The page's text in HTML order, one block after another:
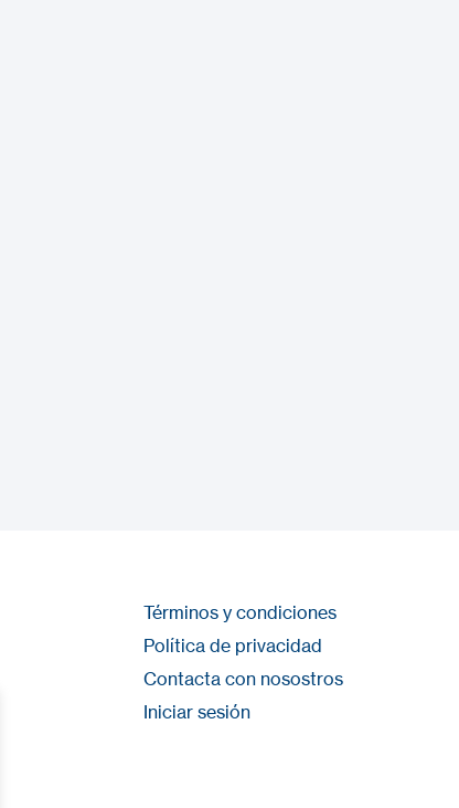
Términos y condiciones
Política de privacidad
Contacta con nosostros
Iniciar sesión